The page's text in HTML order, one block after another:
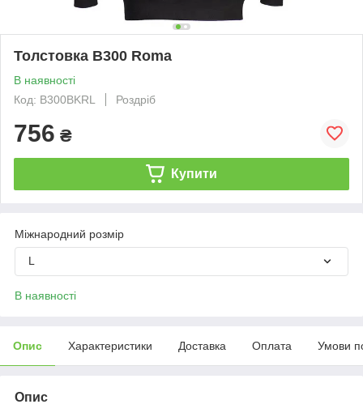
Толстовка B300 Roma
В наявності
Код: B300BKRL
Роздріб
756 ₴
Купити
Міжнародний розмір
L
В наявності
Опис Характеристики Доставка Оплата Умови
Опис